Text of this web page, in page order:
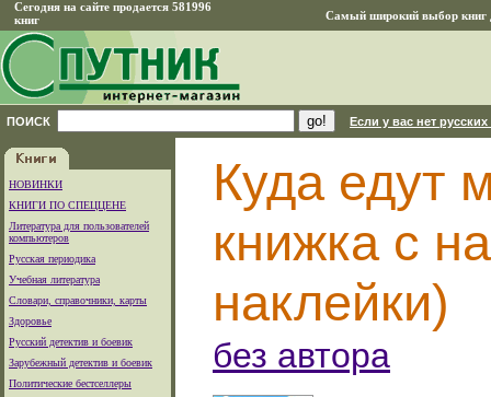
Сегодня на сайте продается 581996
книг
Самый широкий выбор книг
ПОИСК Если у вас нет
НОВИНКИ
КНИГИ ПО СПЕЦЦЕНЕ
Литература для пользователей
компьютеров
Русская периодика
Учебная литература
Словари, справочники, карты
Здоровье
Русский детектив и боевик
Зарубежный детектив и боевик
Политические бестселлеры
Куда едут
книжка с
наклейки)
без автора